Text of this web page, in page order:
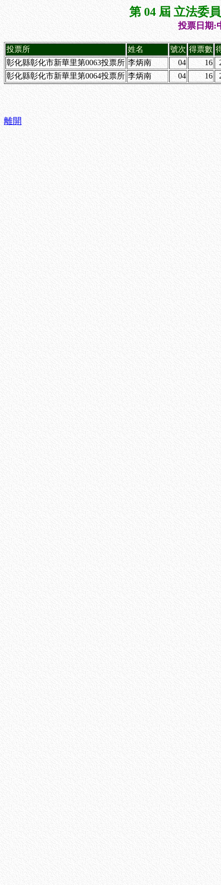
第 04 屆 立法委
投票日期:
投票所 姓名 號次 得票數
彰化縣彰化市新華里第0063投票所 李炳南 04 16
彰化縣彰化市新華里第0064投票所 李炳南 04 16
離開